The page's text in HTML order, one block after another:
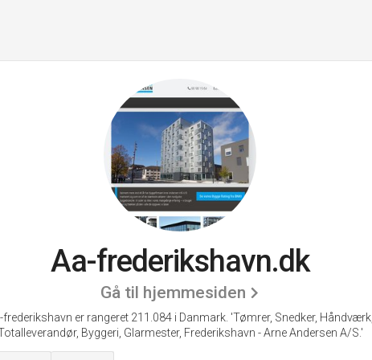
Aa-frederikshavn.dk
Gå til hjemmesiden
frederikshavn er rangeret 211.084 i Danmark. 'Tømrer, Snedker, Håndværk,
Byggeri, Glarmester, Frederikshavn - Arne Andersen A/S.'